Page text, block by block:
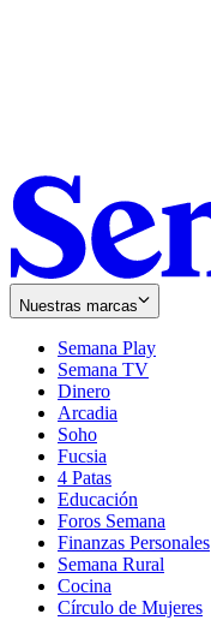
Nuestras marcas
Semana Play
Semana TV
Dinero
Arcadia
Soho
in
new
window
Fucsia
in
new
window
4 Patas
Educación
Foros Semana
Finanzas Personales
Semana Rural
Cocina
Círculo de Mujeres